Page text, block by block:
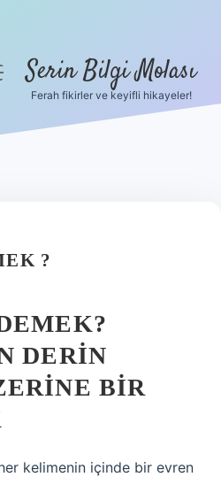
Serin Bilgi Molası
Ferah fikirler ve keyifli hikayeler!
?
DERIN
BIR
kelimenin içinde bir evren